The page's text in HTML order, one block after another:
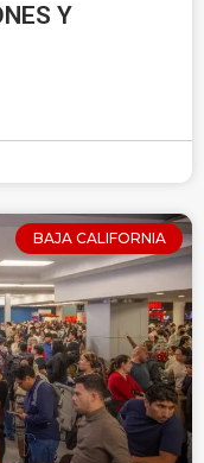
Y
BAJA CALIFORNIA